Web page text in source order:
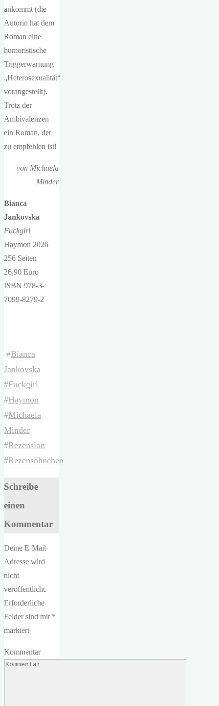
ankommt (die
Autorin hat dem
Roman eine
humoristische
Triggerwarnung
„Heterosexualität“
vorangestellt).
Trotz der
Ambivalenzen
ein Roman, der
zu empfehlen ist!
von Michaela
Minder
Bianca
Jankovska
Fuckgirl
Haymon 2026
256 Seiten
26,90 Euro
ISBN 978-3-
7099-8279-2
#Bianca
Jankovska
#Fuckgirl
#Haymon
#Michaela
Minder
#Rezension
#Rezensöhnchen
Schreibe
einen
Kommentar
Deine E-Mail-
Adresse wird
nicht
veröffentlicht.
Erforderliche
Felder sind mit *
markiert
Kommentar